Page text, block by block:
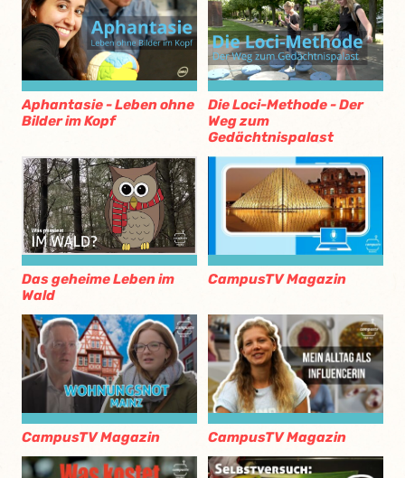
Aphantasie - Leben ohne
Bilder im Kopf
Die Loci-Methode - Der
Weg zum
Gedächtnispalast
Das geheime Leben im
Wald
CampusTV Magazin
CampusTV Magazin CampusTV Magazin